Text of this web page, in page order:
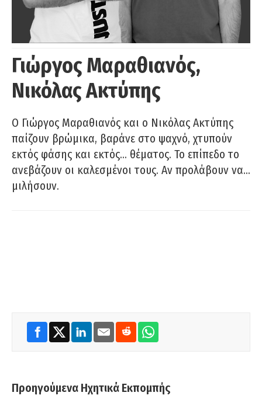
Γιώργος Μαραθιανός,
Νικόλας Ακτύπης
Ο Γιώργος Μαραθιανός και ο Νικόλας Ακτύπης
παίζουν βρώμικα, βαράνε στο ψαχνό, χτυπούν
εκτός φάσης και εκτός… θέματος. Το επίπεδο το
ανεβάζουν οι καλεσμένοι τους. Αν προλάβουν να…
μιλήσουν.
Προηγούμενα Ηχητικά Εκπομπής